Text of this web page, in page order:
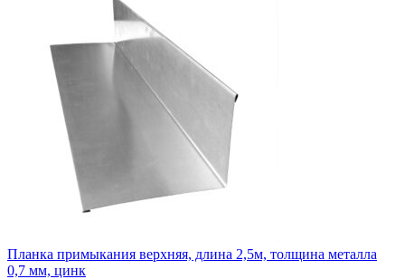
Планка примыкания верхняя, длина 2,5м, толщина металла
0,7 мм, цинк